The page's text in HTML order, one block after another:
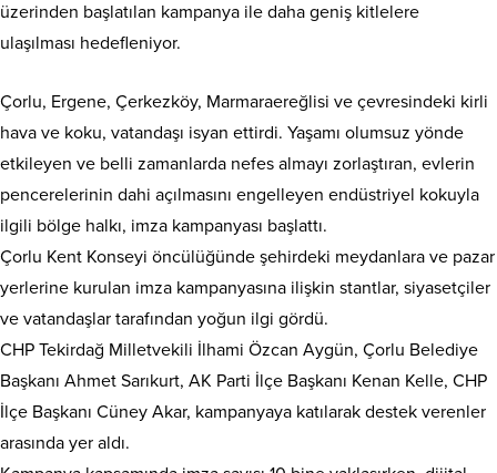
üzerinden başlatılan kampanya ile daha geniş kitlelere
ulaşılması hedefleniyor.
Çorlu, Ergene, Çerkezköy, Marmaraereğlisi ve çevresindeki kirli
hava ve koku, vatandaşı isyan ettirdi. Yaşamı olumsuz yönde
etkileyen ve belli zamanlarda nefes almayı zorlaştıran, evlerin
pencerelerinin dahi açılmasını engelleyen endüstriyel kokuyla
ilgili bölge halkı, imza kampanyası başlattı.
Çorlu Kent Konseyi öncülüğünde şehirdeki meydanlara ve pazar
yerlerine kurulan imza kampanyasına ilişkin stantlar, siyasetçiler
ve vatandaşlar tarafından yoğun ilgi gördü.
CHP Tekirdağ Milletvekili İlhami Özcan Aygün, Çorlu Belediye
Başkanı Ahmet Sarıkurt, AK Parti İlçe Başkanı Kenan Kelle, CHP
İlçe Başkanı Cüney Akar, kampanyaya katılarak destek verenler
arasında yer aldı.